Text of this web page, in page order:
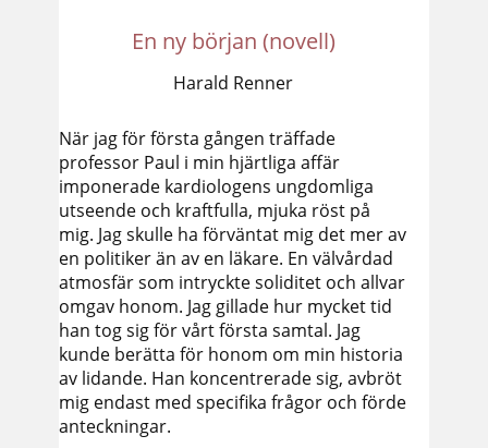
En ny början (novell)
Harald Renner
När jag för första gången träffade
professor Paul i min hjärtliga affär
imponerade kardiologens ungdomliga
utseende och kraftfulla, mjuka röst på
mig. Jag skulle ha förväntat mig det mer av
en politiker än av en läkare. En välvårdad
atmosfär som intryckte soliditet och allvar
omgav honom. Jag gillade hur mycket tid
han tog sig för vårt första samtal. Jag
kunde berätta för honom om min historia
av lidande. Han koncentrerade sig, avbröt
mig endast med specifika frågor och förde
anteckningar.